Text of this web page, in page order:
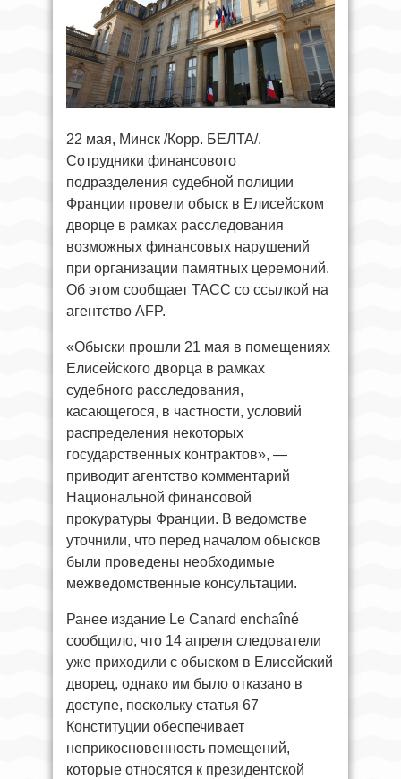
22 мая, Минск /Корр. БЕЛТА/.
Сотрудники финансового
подразделения судебной полиции
Франции провели обыск в Елисейском
дворце в рамках расследования
возможных финансовых нарушений
при организации памятных церемоний.
Об этом сообщает ТАСС со ссылкой на
агентство AFP.
«Обыски прошли 21 мая в помещениях
Елисейского дворца в рамках
судебного расследования,
касающегося, в частности, условий
распределения некоторых
государственных контрактов», —
приводит агентство комментарий
Национальной финансовой
прокуратуры Франции. В ведомстве
уточнили, что перед началом обысков
были проведены необходимые
межведомственные консультации.
Ранее издание Le Canard enchaîné
сообщило, что 14 апреля следователи
уже приходили с обыском в Елисейский
дворец, однако им было отказано в
доступе, поскольку статья 67
Конституции обеспечивает
неприкосновенность помещений,
которые относятся к президентской